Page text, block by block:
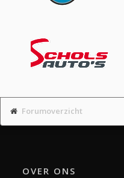
Forumoverzicht
OVER ONS